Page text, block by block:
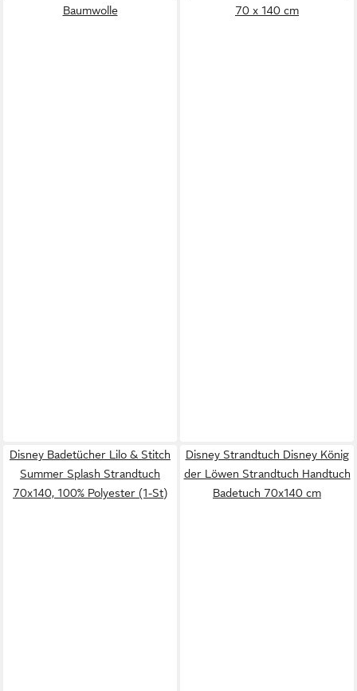
Baumwolle
70 x 140 cm
Disney Badetücher Lilo & Stitch
Summer Splash Strandtuch
70x140, 100% Polyester (1-St)
Disney Strandtuch Disney König
der Löwen Strandtuch Handtuch
Badetuch 70x140 cm